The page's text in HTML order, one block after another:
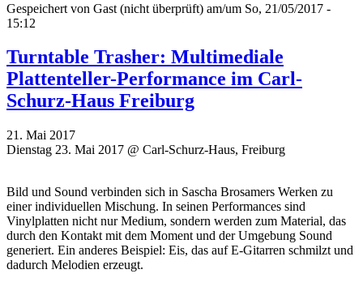
Gespeichert von Gast (nicht überprüft) am/um So, 21/05/2017 -
15:12
Turntable Trasher: Multimediale
Plattenteller-Performance im Carl-
Schurz-Haus Freiburg
21. Mai 2017
Dienstag 23. Mai 2017 @ Carl-Schurz-Haus, Freiburg
Bild und Sound verbinden sich in Sascha Brosamers Werken zu
einer individuellen Mischung. In seinen Performances sind
Vinylplatten nicht nur Medium, sondern werden zum Material, das
durch den Kontakt mit dem Moment und der Umgebung Sound
generiert. Ein anderes Beispiel: Eis, das auf E-Gitarren schmilzt und
dadurch Melodien erzeugt.